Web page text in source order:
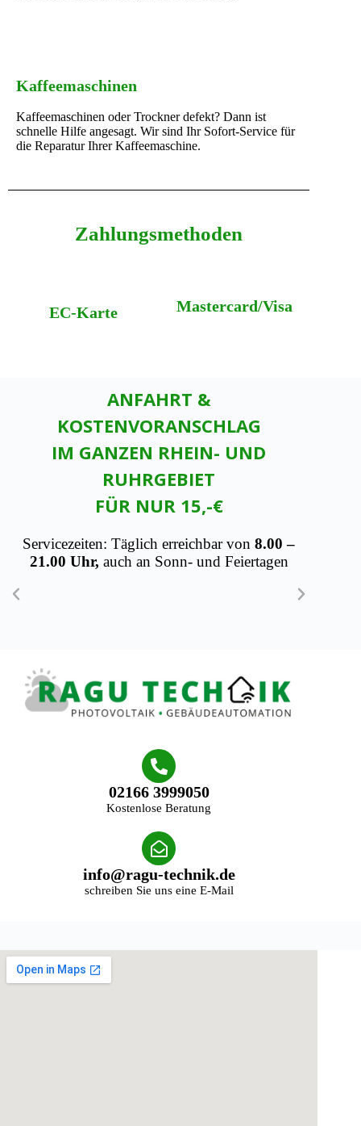
Kaffeemaschinen
Kaffeemaschinen oder Trockner defekt? Dann ist
schnelle Hilfe angesagt. Wir sind Ihr Sofort-Service für
die Reparatur Ihrer Kaffeemaschine.
Zahlungsmethoden
EC-Karte Mastercard/Visa
ANFAHRT &
KOSTENVORANSCHLAG
IM GANZEN RHEIN- UND
RUHRGEBIET
FÜR NUR 15,-€
Servicezeiten: Täglich erreichbar von8.00 –
21.00 Uhr, auch an Sonn- und Feiertagen
02166 3999050
Kostenlose Beratung
info@ragu-technik.de
schreiben Sie uns eine E-Mail